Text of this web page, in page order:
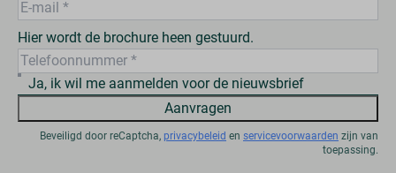
Hier wordt de brochure heen gestuurd.
Ja, ik wil me aanmelden voor de nieuwsbrief
Aanvragen
Beveiligd door reCaptcha, privacybeleid en servicevoorwaarden zijn van
toepassing.